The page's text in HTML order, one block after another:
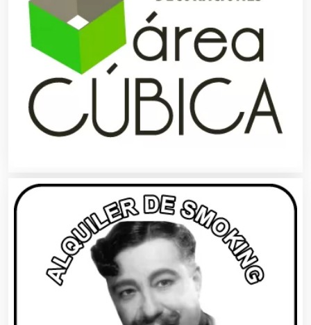
Almacenaje
Alquiler de Autos
Alquiler de Sillas y Mesas
Alquiler de Trajes de Etiqueta
Alta Costura